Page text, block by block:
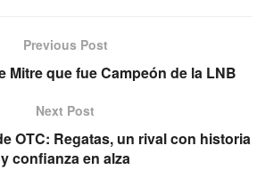
Previous Post
Mitre que fue Campeón de la LNB
Next Post
OTC: Regatas, un rival con historia
y confianza en alza